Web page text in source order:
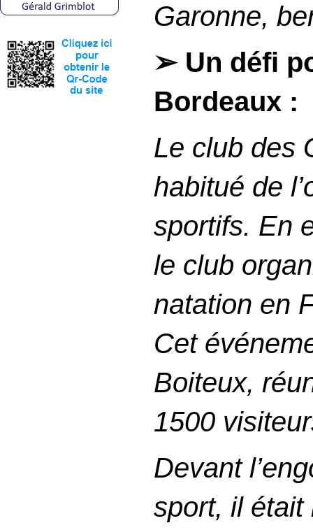
Garonne,
➢ Un défi
Bordeaux :
Le club des
habitué de
sportifs. En
le club
natation en
Cet
Boiteux,
1500
Devant
sport, il était